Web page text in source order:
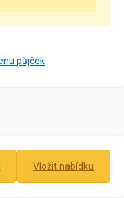
půjček
Vložit nabídku